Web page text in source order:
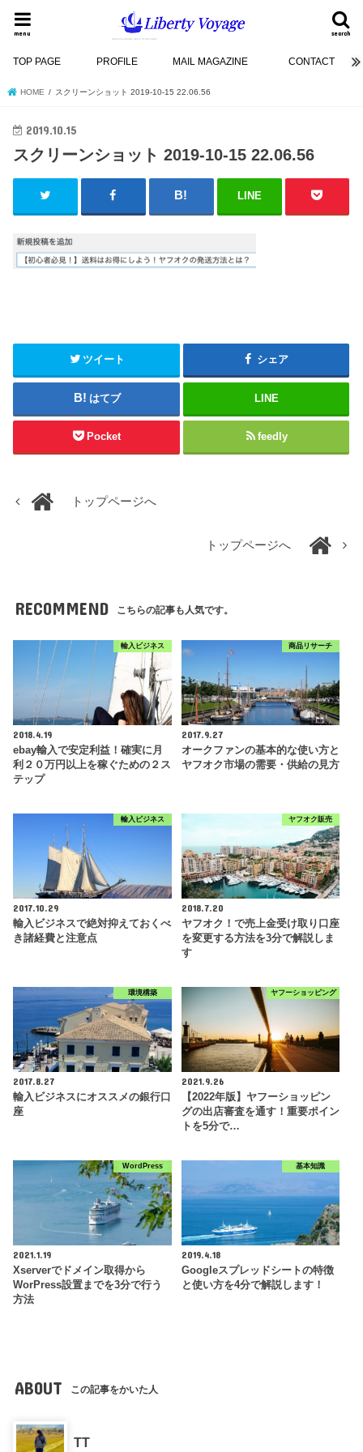
search
menu
TOP PAGE PROFILE MAIL MAGAZINE CONTACT
HOME スクリーンショット 2019-10-15 22.06.56
2019.10.15
スクリーンショット 2019-10-15 22.06.56
LINE
ツイート シェア
はてブ LINE
Pocket feedly
トップページへ
トップページへ
RECOMMEND こちらの記事も人気です。
輸入ビジネス
2018.4.19
ebay輸入で安定利益！確実に月
利２０万円以上を稼ぐための２ス
テップ
商品リサーチ
2017.9.27
オークファンの基本的な使い方と
ヤフオク市場の需要・供給の見方
輸入ビジネス
2017.10.29
輸入ビジネスで絶対抑えておくべ
き諸経費と注意点
ヤフオク販売
2018.7.20
ヤフオク！で売上金受け取り口座
を変更する方法を3分で解説しま
す
環境構築
2017.8.27
輸入ビジネスにオススメの銀行口
座
ヤフーショッピング
2021.9.26
【2022年版】ヤフーショッピン
グの出店審査を通す！重要ポイン
トを5分で…
WordPress
2021.1.19
Xserverでドメイン取得から
WorPress設置までを3分で行う
方法
基本知識
2019.4.18
Googleスプレッドシートの特徴
と使い方を4分で解説します！
ABOUT この記事をかいた人
TT